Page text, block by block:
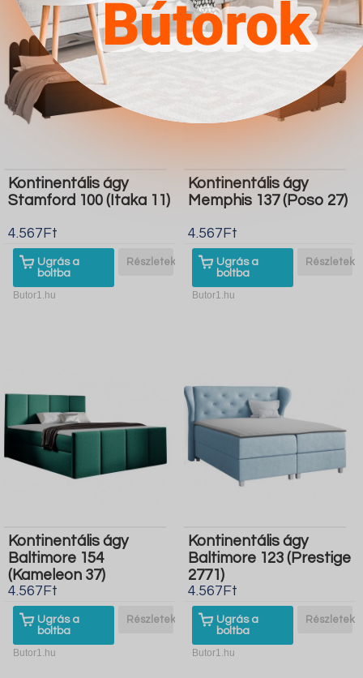
Kontinentális ágy
Stamford 100 (Itaka 11)
4.567Ft
Ugrás a
boltba
Részletek
Butor1.hu
Kontinentális ágy
Memphis 137 (Poso 27)
4.567Ft
Ugrás a
boltba
Részletek
Butor1.hu
Kontinentális ágy
Baltimore 154
(Kameleon 37)
4.567Ft
Ugrás a
boltba
Részletek
Butor1.hu
Kontinentális ágy
Baltimore 123 (Prestige
2771)
4.567Ft
Ugrás a
boltba
Részletek
Butor1.hu